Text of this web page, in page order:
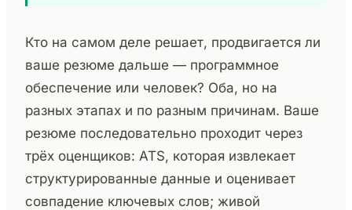
Кто на самом деле решает, продвигается ли
ваше резюме дальше — программное
обеспечение или человек? Оба, но на
разных этапах и по разным причинам. Ваше
резюме последовательно проходит через
трёх оценщиков: ATS, которая извлекает
структурированные данные и оценивает
совпадение ключевых слов; живой